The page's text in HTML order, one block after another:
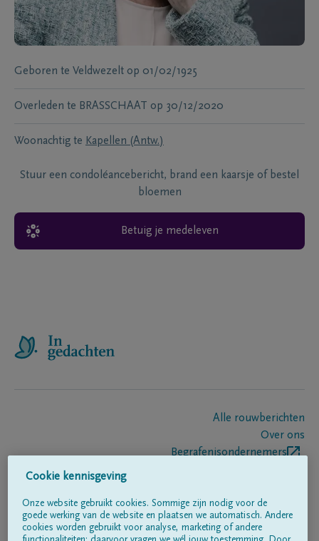
Geboren te Veldwezelt op 01/02/1925
Overleden te BRASSCHAAT op 30/12/2020
Woonachtig te Kapellen (Antw.)
Stuur een condoléancebericht, brand een kaarsje of bestel
bloemen
Betuig je medeleven
Alle rouwberichten
Over ons
Begrafenisondernemers
Volg ons op
Cookie kennisgeving
Onze website gebruikt cookies. Sommige zijn nodig voor de
goede werking van de website en plaatsen we automatisch. Andere
cookies worden gebruikt voor analyse, marketing of andere